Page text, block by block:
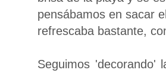
pensábamos en sacar
refrescaba bastante,
Seguimos 'decorando'